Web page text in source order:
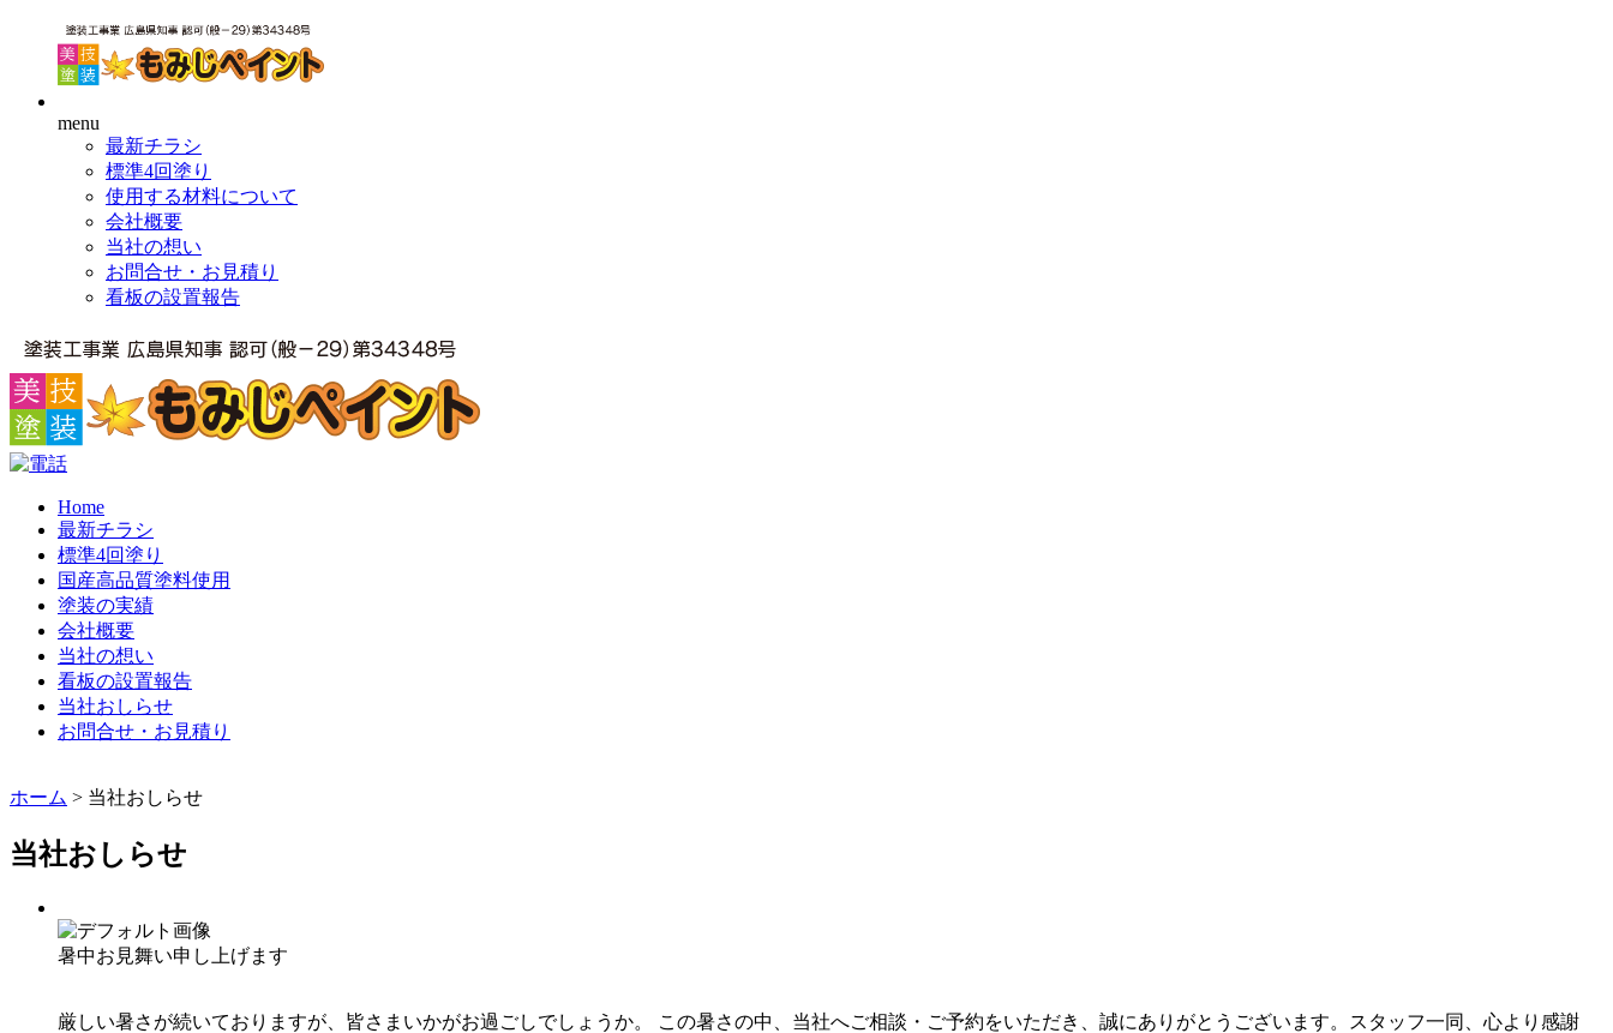
menu
最新チラシ
標準4回塗り
使用する材料について
会社概要
当社の想い
お問合せ・お見積り
看板の設置報告
Home
最新チラシ
標準4回塗り
国産高品質塗料使用
塗装の実績
会社概要
当社の想い
看板の設置報告
当社おしらせ
お問合せ・お見積り
ホーム > 当社おしらせ
当社おしらせ
暑中お見舞い申し上げます
厳しい暑さが続いておりますが、皆さまいかがお過ごしでしょうか。 この暑さの中、当社へご相談・ご予約をいただき、誠にありがとうございます。スタッフ一同、心より感謝